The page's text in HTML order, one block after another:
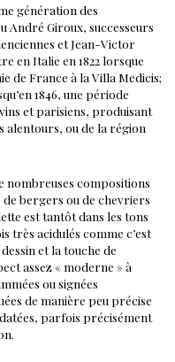
génération des
André Giroux, successeurs
et Jean-Victor
en Italie en 1822 lorsque
de France à la Villa Medicis;
1846, une période
et parisiens, produisant
alentours, ou de la région
nombreuses compositions
de bergers ou de chevriers
est tantôt dans les tons
très acidulés comme c’est
et la touche de
assez « moderne » à
ou signées
de manière peu précise
parfois précisément